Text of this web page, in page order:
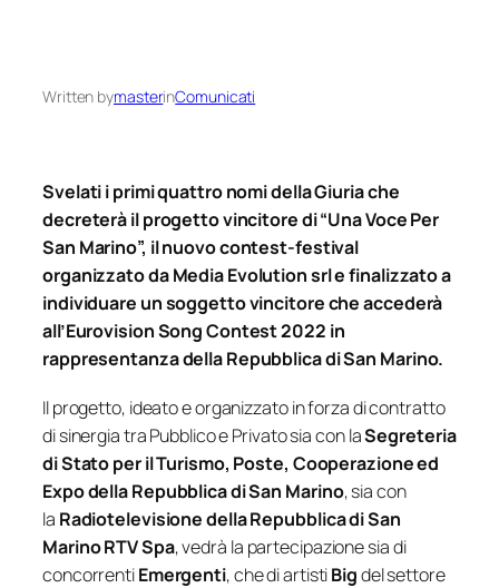
Written bymasterinComunicati
Svelati i primi quattro nomi della Giuria che
decreterà il progetto vincitore di “Una Voce Per
San Marino”, il nuovo contest-festival
organizzato da Media Evolution srl e finalizzato a
individuare un soggetto vincitore che accederà
all’Eurovision Song Contest 2022 in
rappresentanza della Repubblica di San Marino.
Il progetto, ideato e organizzatoin forza di contratto
di sinergia tra Pubblico e Privato sia con laSegreteria
di Stato per il Turismo, Poste, Cooperazione ed
Expo della Repubblica di San Marino, sia con
la Radiotelevisione della Repubblica di San
Marino RTV Spa, vedrà la partecipazione sia di
concorrentiEmergenti, che di artistiBigdel settore